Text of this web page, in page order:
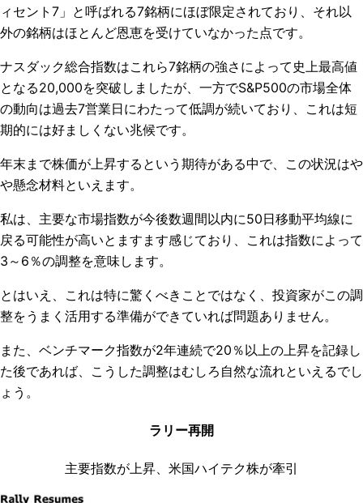
ィセント 7 」と呼ばれる7銘柄にほぼ限定されており、それ以
外の銘柄はほとんど恩恵を受けていなかった点です。
ナスダック総合指数はこれら7銘柄の強さによって史上最高値
となる20,000を突破しましたが、一方でS&P500の市場全体
の動向は過去7営業日にわたって低調が続いており、これは短
期的には好ましくない兆候です。
年末まで株価が上昇するという期待がある中で、この状況はや
や懸念材料といえます。
私は、主要な市場指数が今後数週間以内に50日移動平均線に
戻る可能性が高いとますます感じており、これは指数によって
3 ～ 6 ％の調整を意味します。
とはいえ、これは特に驚くべきことではなく、投資家がこの調
整をうまく活用する準備ができていれば問題ありません。
また、ベンチマーク指数が2年連続で20 ％以上の上昇を記録し
た後であれば、こうした調整はむしろ自然な流れといえるでし
ょう。
ラリー再開
主要指数が上昇、米国ハイテク株が牽引